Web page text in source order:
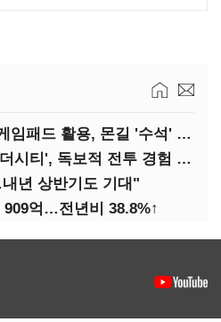
(지스타2025)넷마블 게임패드 활용, 몬길 '수석' 7대죄 '차석'
(지스타2025)엔씨 '신더시티', 독보적 전투 경험 필요
년 상반기도 기대"
억…전년비 38.8%↑